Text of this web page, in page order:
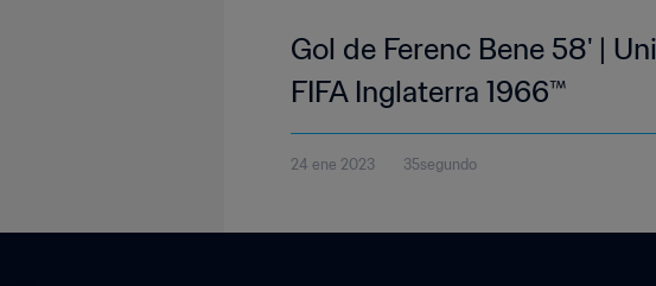
Gol de Ferenc Bene 58' |
FIFA Inglaterra 1966™
24 ene 2023 35segundo